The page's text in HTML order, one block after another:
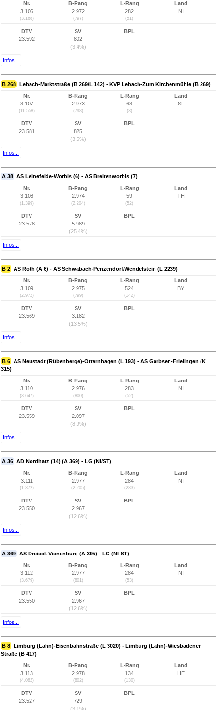
Nr.
3.106
(3.168)
B-Rang
2.972
(797)
L-Rang
282
(51)
Land
NI
DTV
23.592
SV
802
(3,4%)
BPL
Infos...
B 268 Lebach-Marktstraße (B 269/L 142) - KVP Lebach-Zum Kirchenmühle (B 269)
Nr.
3.107
(11.558)
B-Rang
2.973
(798)
L-Rang
63
(3)
Land
SL
DTV
23.581
SV
825
(3,5%)
BPL
Infos...
A 38 AS Leinefelde-Worbis (6) - AS Breitenworbis (7)
Nr.
3.108
(1.399)
B-Rang
2.974
(2.204)
L-Rang
59
(52)
Land
TH
DTV
23.578
SV
5.989
(25,4%)
BPL
Infos...
B 2 AS Roth (A 6) - AS Schwabach-Penzendorf/Wendelstein (L 2239)
Nr.
3.109
(2.972)
B-Rang
2.975
(799)
L-Rang
524
(142)
Land
BY
DTV
23.569
SV
3.182
(13,5%)
BPL
Infos...
B 6 AS Neustadt (Rübenberge)-Otternhagen (L 193) - AS Garbsen-Frielingen (K
315)
Nr.
3.110
(3.647)
B-Rang
2.976
(800)
L-Rang
283
(52)
Land
NI
DTV
23.559
SV
2.097
(8,9%)
BPL
Infos...
A 36 AD Nordharz (14) (A 369) - LG (NI/ST)
Nr.
3.111
(1.372)
B-Rang
2.977
(2.205)
L-Rang
284
(233)
Land
NI
DTV
23.550
SV
2.967
(12,6%)
BPL
Infos...
A 369 AS Dreieck Vienenburg (A 395) - LG (NI-ST)
Nr.
3.112
(3.679)
B-Rang
2.977
(801)
L-Rang
284
(53)
Land
NI
DTV
23.550
SV
2.967
(12,6%)
BPL
Infos...
B 8 Limburg (Lahn)-Eisenbahnstraße (L 3020) - Limburg (Lahn)-Wiesbadener
Straße (B 417)
Nr.
3.113
(4.082)
B-Rang
2.978
(802)
L-Rang
134
(130)
Land
HE
DTV
23.527
SV
729
(3,1%)
BPL